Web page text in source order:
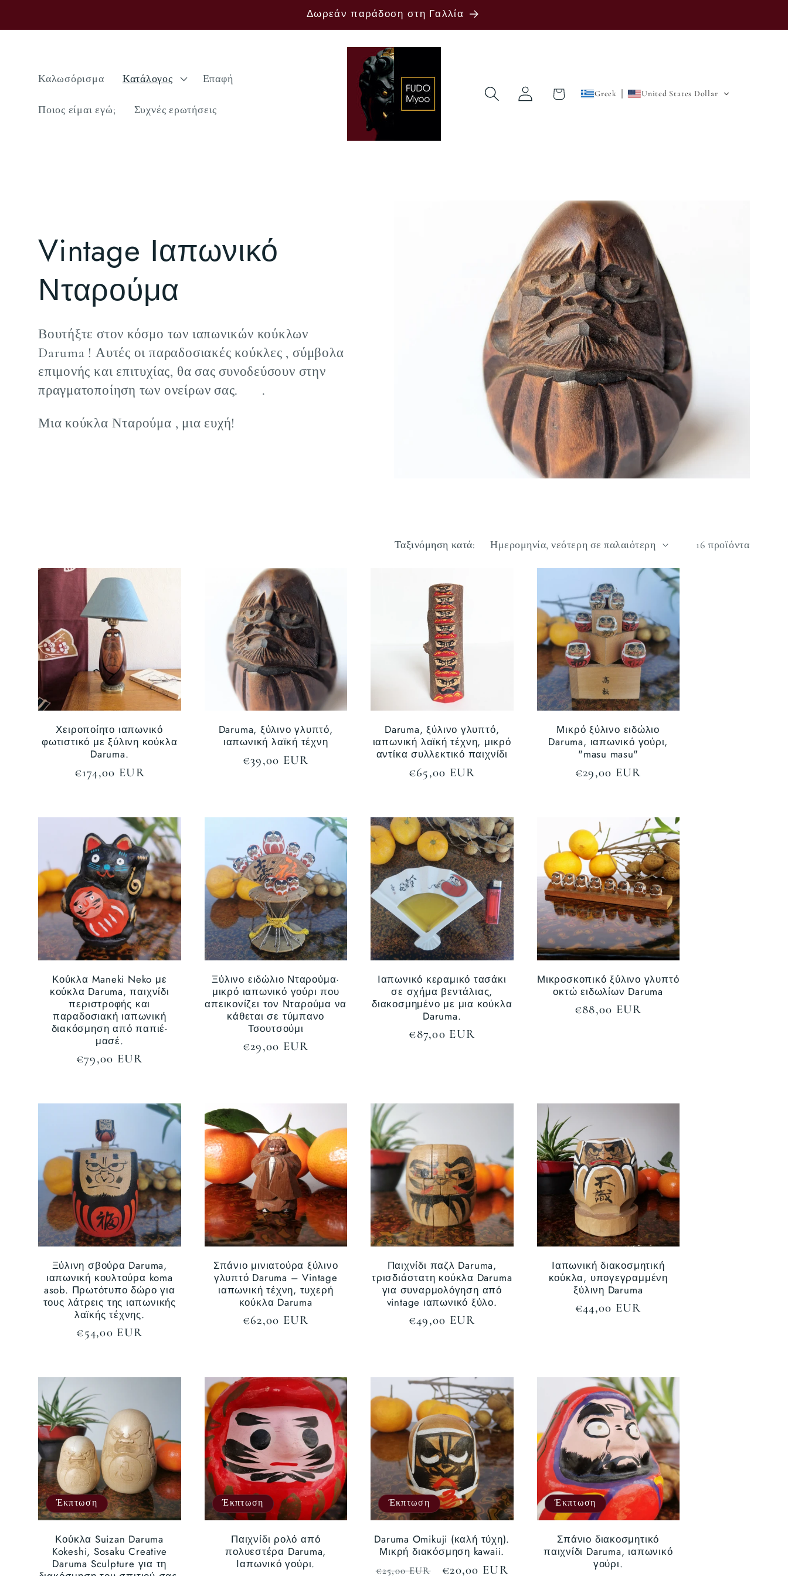
Δωρεάν παράδοση στη Γαλλία
Καλωσόρισμα Κατάλογος Επαφή
Ποιος είμαι εγώ; Συχνές ερωτήσεις
Σύνδεση Καλάθι Greek United States Dollar
Σ
υ
λ
λ
ο
Vintage Ιαπωνικό
Νταρούμα
Βουτήξτε στον κόσμο των ιαπωνικών κούκλων
Daruma ! Αυτές οιπαραδοσιακές κούκλες , σύμβολα
επιμονής και επιτυχίας, θα σας συνοδεύσουν στην
πραγματοποίηση των ονείρων σας.
.
Μιακούκλα Νταρούμα , μια ευχή!
Ταξινόμηση κατά: 16 προϊόντα
Χειροποίητο ιαπωνικό
φωτιστικό με ξύλινη κούκλα
Daruma.
Κανονική
€174,00 EUR
Daruma, ξύλινο γλυπτό,
ιαπωνική λαϊκή τέχνη
Κανονική
€39,00 EUR
Daruma, ξύλινο γλυπτό,
ιαπωνική λαϊκή τέχνη, μικρό
αντίκα συλλεκτικό παιχνίδι
Κανονική
€65,00 EUR
Μικρό ξύλινο ειδώλιο
Daruma, ιαπωνικό γούρι,
"masu masu"
Κανονική
€29,00 EUR
Κούκλα Maneki Neko με
κούκλα Daruma, παιχνίδι
περιστροφής και
παραδοσιακή ιαπωνική
διακόσμηση από παπιέ-
μασέ.
Κανονική
€79,00 EUR
Ξύλινο ειδώλιο Νταρούμα·
μικρό ιαπωνικό γούρι που
απεικονίζει τον Νταρούμα να
κάθεται σε τύμπανο
Τσουτσούμι
Κανονική
€29,00 EUR
Ιαπωνικό κεραμικό τασάκι
σε σχήμα βεντάλιας,
διακοσμημένο με μια κούκλα
Daruma.
Κανονική
€87,00 EUR
Μικροσκοπικό ξύλινο γλυπτό
οκτώ ειδωλίων Daruma
Κανονική
€88,00 EUR
Ξύλινη σβούρα Daruma,
ιαπωνική κουλτούρα koma
asob. Πρωτότυπο δώρο για
τους λάτρεις της ιαπωνικής
λαϊκής τέχνης.
Κανονική
€54,00 EUR
Σπάνιο μινιατούρα ξύλινο
γλυπτό Daruma – Vintage
ιαπωνική τέχνη, τυχερή
κούκλα Daruma
Κανονική
€62,00 EUR
Παιχνίδι παζλ Daruma,
τρισδιάστατη κούκλα Daruma
για συναρμολόγηση από
vintage ιαπωνικό ξύλο.
Κανονική
€49,00 EUR
Ιαπωνική διακοσμητική
κούκλα, υπογεγραμμένη
ξύλινη Daruma
Κανονική
€44,00 EUR
Έκπτωση
Κούκλα Suizan Daruma
Kokeshi, Sosaku Creative
Daruma Sculpture για τη
Έκπτωση
Παιχνίδι ρολό από
πολυεστέρα Daruma,
Ιαπωνικό γούρι.
Έκπτωση
Daruma Omikuji (καλή τύχη).
Μικρή διακόσμηση kawaii.
Κανονική
€25,00 EUR
Τιμή
€20,00 EUR
Έκπτωση
Σπάνιο διακοσμητικό
παιχνίδι Daruma, ιαπωνικό
γούρι.